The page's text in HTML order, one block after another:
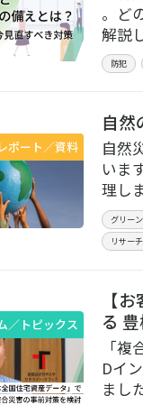
。ど
解説
防犯
ポート／資料
自然
自然
いま
理し
グリー
リサー
／トピックス
【
る
「
Dイ
まし